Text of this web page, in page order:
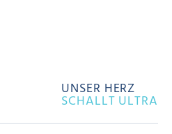
UNSER HERZ
SCHALLT ULTRA